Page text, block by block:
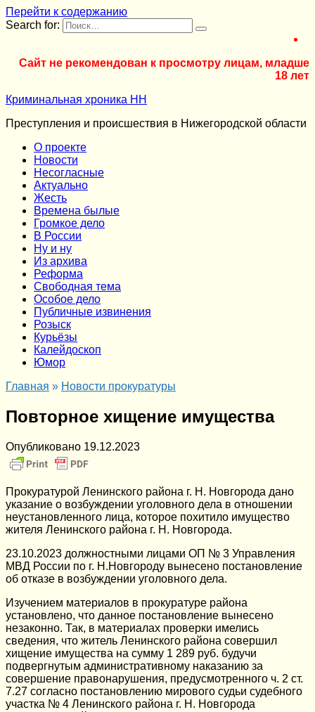
Перейти к содержанию
Search for:
Сайт не рекомендован к просмотру лицам, младше
18 лет
Криминальная хроника НН
Преступления и происшествия в Нижегородской области
О проекте
Новости
Несогласные
Актуально
Жесть
Времена былые
Громкое дело
В России
Ну и ну
Из архива
Реформа
Cвободная тема
Особое дело
Публичные извинения
Розыск
Курьёзы
Калейдоскоп
Юмор
Главная » Новости прокуратуры
Повторное хищение имущества
Опубликовано 19.12.2023
Прокуратурой Ленинского района г. Н. Новгорода дано
указание о возбуждении уголовного дела в отношении
неустановленного лица, которое похитило имущество
жителя Ленинского района г. Н. Новгорода.
23.10.2023 должностными лицами ОП № 3 Управления
МВД России по г. Н.Новгороду вынесено постановление
об отказе в возбуждении уголовного дела.
Изучением материалов в прокуратуре района
установлено, что данное постановление вынесено
незаконно. Так, в материалах проверки имелись
сведения, что житель Ленинского района совершил
хищение имущества на сумму 1 289 руб. будучи
подвергнутым административному наказанию за
совершение правонарушения, предусмотренного ч. 2 ст.
7.27 согласно постановлению мирового судьи судебного
участка № 4 Ленинского района г. Н. Новгорода